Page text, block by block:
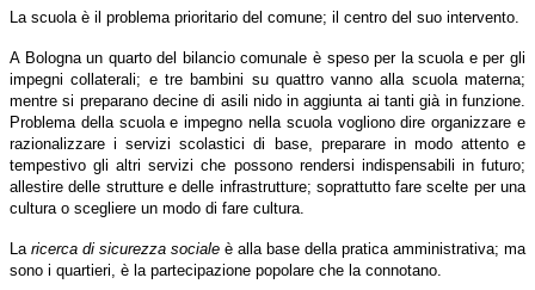
La scuola è il problema prioritario del comune; il centro del suo intervento.
A Bologna un quarto del bilancio comunale è speso per la scuola e per gli
impegni collaterali; e tre bambini su quattro vanno alla scuola materna;
mentre si preparano decine di asili nido in aggiunta ai tanti già in funzione.
Problema della scuola e impegno nella scuola vogliono dire organizzare e
razionalizzare i servizi scolastici di base, preparare in modo attento e
tempestivo gli altri servizi che possono rendersi indispensabili in futuro;
allestire delle strutture e delle infrastrutture; soprattutto fare scelte per una
cultura o scegliere un modo di fare cultura.
La ricerca di sicurezza sociale è alla base della pratica amministrativa; ma
sono i quartieri, è la partecipazione popolare che la connotano.